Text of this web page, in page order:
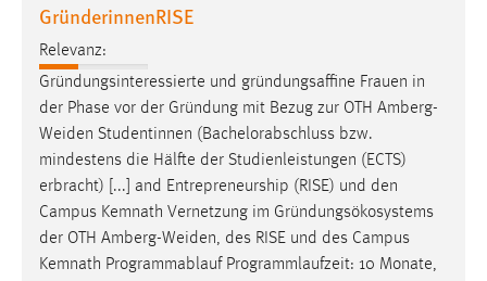
GründerinnenRISE
Relevanz:
Gründungsinteressierte und gründungsaffine Frauen in
der Phase vor der Gründung mit Bezug zur OTH Amberg-
Weiden Studentinnen (Bachelorabschluss bzw.
mindestens die Hälfte der Studienleistungen (ECTS)
erbracht) [...] and Entrepreneurship (RISE) und den
Campus Kemnath Vernetzung im Gründungsökosystems
der OTH Amberg-Weiden, des RISE und des Campus
Kemnath Programmablauf Programmlaufzeit: 10 Monate,